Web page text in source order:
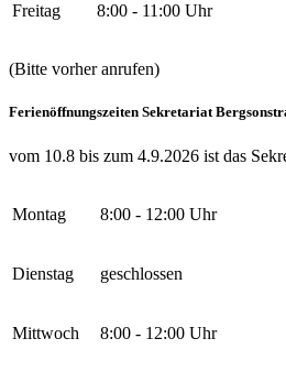
Freitag 8:00 - 11:00 Uhr
(Bitte vorher anrufen)
Ferienöffnungszeiten Sekretariat
vom 10.8 bis zum 4.9.2026 ist das
Montag 8:00 - 12:00 Uhr
Dienstag geschlossen
Mittwoch 8:00 - 12:00 Uhr